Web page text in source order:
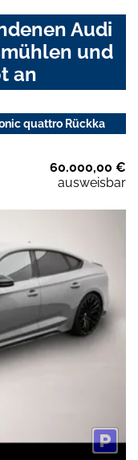
Audi
und
an
quattro Rückka
60.000,00 €
ausweisbar